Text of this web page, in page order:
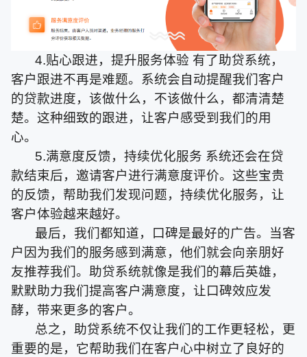
4.贴心跟进，提升服务体验 有了助贷系统，
客户跟进不再是难题。系统会自动提醒我们客户
的贷款进度，该做什么，不该做什么，都清清楚
楚。这种细致的跟进，让客户感受到我们的用
心。
5.满意度反馈，持续优化服务 系统还会在贷
款结束后，邀请客户进行满意度评价。这些宝贵
的反馈，帮助我们发现问题，持续优化服务，让
客户体验越来越好。
最后，我们都知道，口碑是最好的广告。当客
户因为我们的服务感到满意，他们就会向亲朋好
友推荐我们。助贷系统就像是我们的幕后英雄，
默默助力我们提高客户满意度，让口碑效应发
酵，带来更多的客户。
总之，助贷系统不仅让我们的工作更轻松，更
重要的是，它帮助我们在客户心中树立了良好的